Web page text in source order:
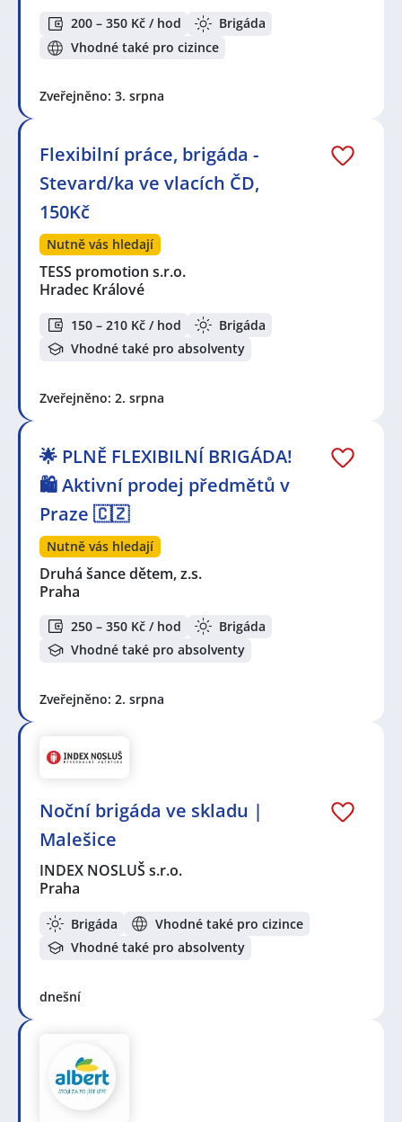
200 – 350 Kč / hod
Brigáda
Vhodné také pro cizince
Zveřejněno: 3. srpna
Flexibilní práce, brigáda -
Stevard/ka ve vlacích ČD,
150Kč
Nutně vás hledají
TESS promotion s.r.o.
Hradec Králové
150 – 210 Kč / hod
Brigáda
Vhodné také pro absolventy
Zveřejněno: 2. srpna
🌟 PLNĚ FLEXIBILNÍ BRIGÁDA!
🛍️ Aktivní prodej předmětů v
Praze 🇨🇿
Nutně vás hledají
Druhá šance dětem, z.s.
Praha
250 – 350 Kč / hod
Brigáda
Vhodné také pro absolventy
Zveřejněno: 2. srpna
Noční brigáda ve skladu |
Malešice
INDEX NOSLUŠ s.r.o.
Praha
Brigáda
Vhodné také pro cizince
Vhodné také pro absolventy
dnešní